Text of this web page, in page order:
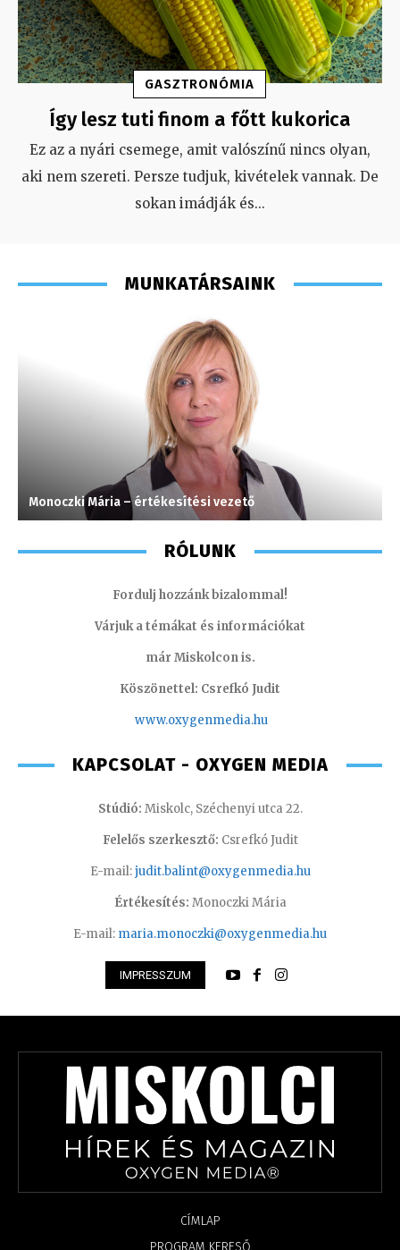
GASZTRONÓMIA
Így lesz tuti finom a főtt kukorica
Ez az a nyári csemege, amit valószínű nincs olyan,
aki nem szereti. Persze tudjuk, kivételek vannak. De
sokan imádják és...
MUNKATÁRSAINK
Monoczki Mária – értékesítési vezető
RÓLUNK
Fordulj hozzánk bizalommal!
Várjuk a témákat és információkat
már Miskolcon is.
Köszönettel: Csrefkó Judit
www.oxygenmedia.hu
KAPCSOLAT - OXYGEN MEDIA
Stúdió: Miskolc, Széchenyi utca 22.
Felelős szerkesztő: Csrefkó Judit
E-mail:judit.balint@oxygenmedia.hu
Értékesítés: Monoczki Mária
E-mail: maria.monoczki@oxygenmedia.hu
IMPRESSZUM
CÍMLAP